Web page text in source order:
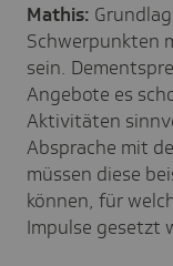
Mathis:
Schwerpunkten
sein.
Angebote es
Aktivitäten
Absprache mit
müssen diese
können, für
Impulse gesetzt